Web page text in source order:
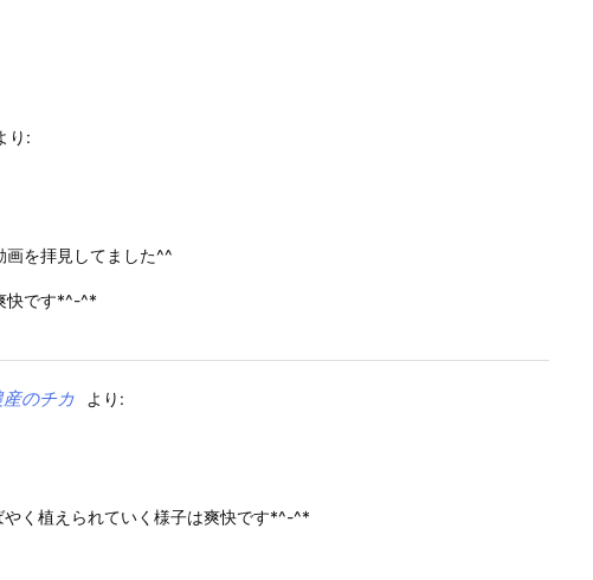
り:
画を拝見してました^^
快です*^-^*
のチカ
より:
く植えられていく様子は爽快です*^-^*